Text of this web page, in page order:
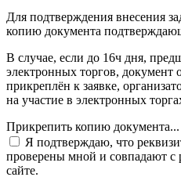
Для подтверждения внесения
копию документа
В случае, если до 16ч дня,
электронных торгов, документ
прикреплён к заявке,
на участие в электронных
Прикрепить копию документа...
Я подтверждаю, что
проверены мной и совпадают с
сайте.